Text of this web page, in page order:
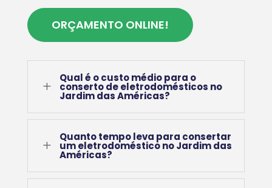
ORÇAMENTO ONLINE!
L
Qual é o custo médio para o
conserto de eletrodomésticos no
Jardim das Américas?
L
Quanto tempo leva para consertar
um eletrodoméstico no Jardim das
Américas?